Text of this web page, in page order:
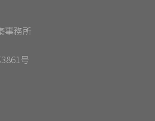
事務所
号